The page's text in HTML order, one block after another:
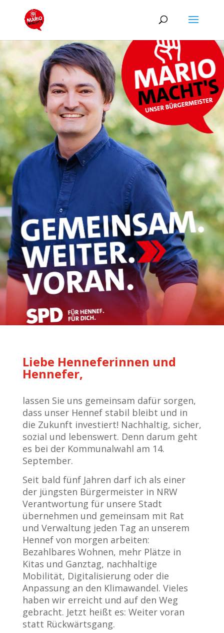
Liebe Henneferinnen und
Hennefer,
lassen Sie uns gemeinsam dafür sorgen,
dass unser Hennef stabil bleibt und in
die Zukunft investiert! Nachhaltig, sicher,
sozial und lebenswert. Denn darum geht
es bei der Kommunalwahl am 14.
September.
Seit bald fünf Jahren darf ich als einer
der jüngsten Bürgermeister in NRW
Verantwortung für unsere Stadt
übernehmen und gemeinsam mit Rat
und Verwaltung jeden Tag an unserem
Hennef von morgen arbeiten:
Bezahlbares Wohnen, mehr Plätze in
Kitas und Ganztag, nachhaltige
Mobilität, Digitalisierung oder die
Anpassung an den Klimawandel. Vieles
haben wir erreicht und auf den Weg
gebracht. Jetzt heißt es: Weiter voran
statt Rückwärtsgang.